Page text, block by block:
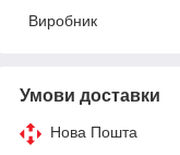
Виробник
Умови доставки
Нова Пошта